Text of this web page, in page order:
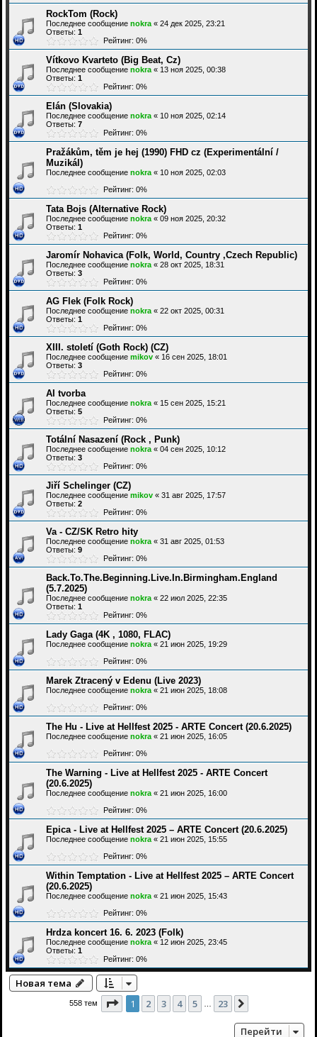
RockTom (Rock)
Последнее сообщение nokra « 24 дек 2025, 23:21
Ответы: 1
Рейтинг: 0%
Vítkovo Kvarteto (Big Beat, Cz)
Последнее сообщение nokra « 13 ноя 2025, 00:38
Ответы: 1
Рейтинг: 0%
Elán (Slovakia)
Последнее сообщение nokra « 10 ноя 2025, 02:14
Ответы: 7
Рейтинг: 0%
Pražákům, těm je hej (1990) FHD cz (Experimentální /
Muzikál)
Последнее сообщение nokra « 10 ноя 2025, 02:03
Рейтинг: 0%
Tata Bojs (Alternative Rock)
Последнее сообщение nokra « 09 ноя 2025, 20:32
Ответы: 1
Рейтинг: 0%
Jaromír Nohavica (Folk, World, Country ,Czech Republic)
Последнее сообщение nokra « 28 окт 2025, 18:31
Ответы: 3
Рейтинг: 0%
AG Flek (Folk Rock)
Последнее сообщение nokra « 22 окт 2025, 00:31
Ответы: 1
Рейтинг: 0%
XIII. století (Goth Rock) (CZ)
Последнее сообщение mikov « 16 сен 2025, 18:01
Ответы: 3
Рейтинг: 0%
AI tvorba
Последнее сообщение nokra « 15 сен 2025, 15:21
Ответы: 5
Рейтинг: 0%
Totální Nasazení (Rock , Punk)
Последнее сообщение nokra « 04 сен 2025, 10:12
Ответы: 3
Рейтинг: 0%
Jiří Schelinger (CZ)
Последнее сообщение mikov « 31 авг 2025, 17:57
Ответы: 2
Рейтинг: 0%
Va - CZ/SK Retro hity
Последнее сообщение nokra « 31 авг 2025, 01:53
Ответы: 9
Рейтинг: 0%
Back.To.The.Beginning.Live.In.Birmingham.England
(5.7.2025)
Последнее сообщение nokra « 22 июл 2025, 22:35
Ответы: 1
Рейтинг: 0%
Lady Gaga (4K , 1080, FLAC)
Последнее сообщение nokra « 21 июн 2025, 19:29
Рейтинг: 0%
Marek Ztracený v Edenu (Live 2023)
Последнее сообщение nokra « 21 июн 2025, 18:08
Рейтинг: 0%
The Hu - Live at Hellfest 2025 - ARTE Concert (20.6.2025)
Последнее сообщение nokra « 21 июн 2025, 16:05
Рейтинг: 0%
The Warning - Live at Hellfest 2025 - ARTE Concert
(20.6.2025)
Последнее сообщение nokra « 21 июн 2025, 16:00
Рейтинг: 0%
Epica - Live at Hellfest 2025 – ARTE Concert (20.6.2025)
Последнее сообщение nokra « 21 июн 2025, 15:55
Рейтинг: 0%
Within Temptation - Live at Hellfest 2025 – ARTE Concert
(20.6.2025)
Последнее сообщение nokra « 21 июн 2025, 15:43
Рейтинг: 0%
Hrdza koncert 16. 6. 2023 (Folk)
Последнее сообщение nokra « 12 июн 2025, 23:45
Ответы: 1
Рейтинг: 0%
Новая тема
558 тем Страница из 23
1 2 3 4 5 23
Перейти